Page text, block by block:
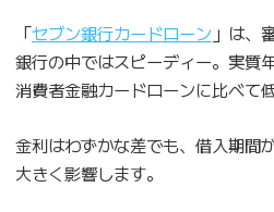
​​「セブン銀行カードローン 」は、
銀行の中ではスピーディー。実
消費者金融カードローンに比べて
金利はわずかな差でも、借入期間
大きく影響します。